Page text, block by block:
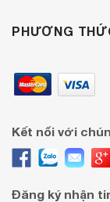
PHƯƠNG
Kết nối với
Đăng ký nhận